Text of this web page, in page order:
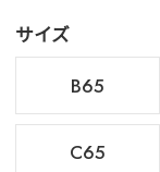
サイズ
B65
C65